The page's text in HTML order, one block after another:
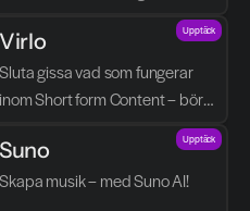
processen blir enklare, tydligare
och mindre tidskrävande.
Virlo
Sluta gissa vad som fungerar
inom Short form Content – börja
Upptäck
Suno
Skapa musik – med Suno AI!
Upptäck